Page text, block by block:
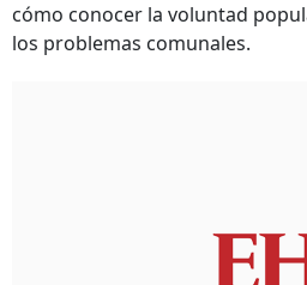
cómo conocer la voluntad
los problemas comunales.